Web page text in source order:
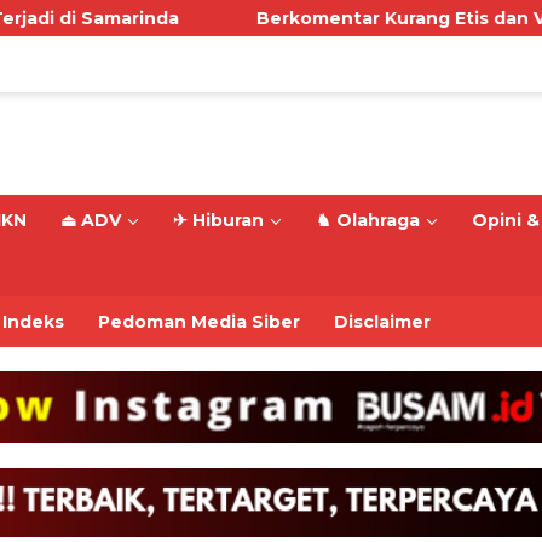
Berkomentar Kurang Etis dan Viral di
⏏ ADV ✈ Hiburan ♞ Olahraga Opini
Indeks Pedoman Media Siber Disclaimer